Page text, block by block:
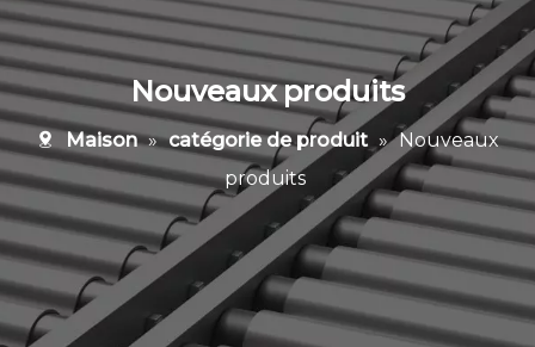
Nouveaux produits
Maison » catégorie de produit » Nouveaux
produits